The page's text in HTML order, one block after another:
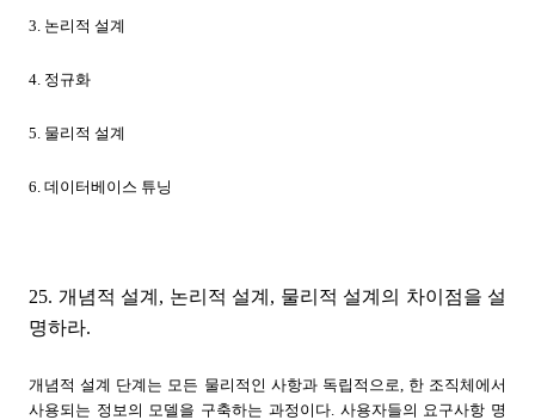
3. 논리적 설계
4. 정규화
5. 물리적 설계
6. 데이터베이스 튜닝
25. 개념적 설계, 논리적 설계, 물리적 설계의 차이점을 설
명하라.
개념적 설계 단계는 모든 물리적인 사항과 독립적으로, 한 조직체에서
사용되는 정보의 모델을 구축하는 과정이다. 사용자들의 요구사항 명